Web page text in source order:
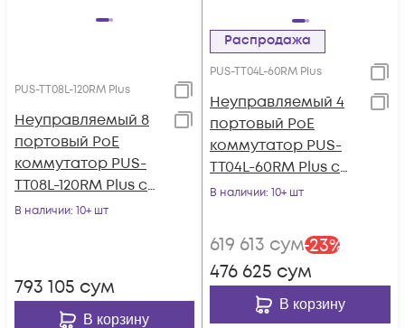
PUS-TT08L-120RM Plus
Неуправляемый 8
портовый PoE
коммутатор PUS-
TT08L-120RM Plus с
изоляцией портов и
В наличии: 10+ шт
793 105 сум
В корзину
Распродажа
PUS-TT04L-60RM Plus
Неуправляемый 4
портовый PoE
коммутатор PUS-
TT04L-60RM Plus с
изоляцией портов и
установки в стойку
В наличии: 10+ шт
619 613 сум-23%
476 625 сум
В корзину